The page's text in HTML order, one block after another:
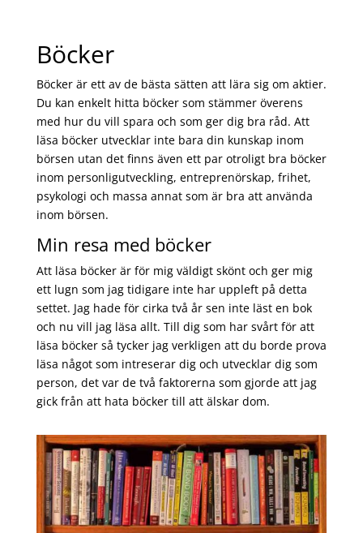
Böcker
Böcker är ett av de bästa sätten att lära sig om aktier.
Du kan enkelt hitta böcker som stämmer överens
med hur du vill spara och som ger dig bra råd. Att
läsa böcker utvecklar inte bara din kunskap inom
börsen utan det finns även ett par otroligt bra böcker
inom personligutveckling, entreprenörskap, frihet,
psykologi och massa annat som är bra att använda
inom börsen.
Min resa med böcker
Att läsa böcker är för mig väldigt skönt och ger mig
ett lugn som jag tidigare inte har uppleft på detta
settet. Jag hade för cirka två år sen inte läst en bok
och nu vill jag läsa allt. Till dig som har svårt för att
läsa böcker så tycker jag verkligen att du borde prova
läsa något som intreserar dig och utvecklar dig som
person, det var de två faktorerna som gjorde att jag
gick från att hata böcker till att älskar dom.